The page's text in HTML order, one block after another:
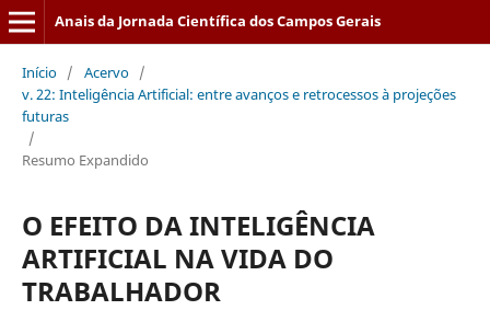
Anais da Jornada Científica dos Campos Gerais
Início / Acervo /
v. 22: Inteligência Artificial: entre avanços e retrocessos à projeções
futuras
/
Resumo Expandido
O EFEITO DA INTELIGÊNCIA
ARTIFICIAL NA VIDA DO
TRABALHADOR